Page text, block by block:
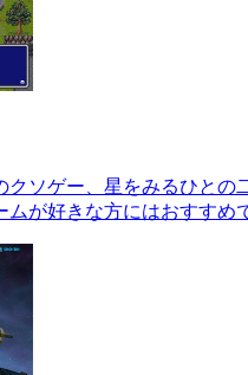
クソゲー、星をみるひと
が好きな方にはおすすめ